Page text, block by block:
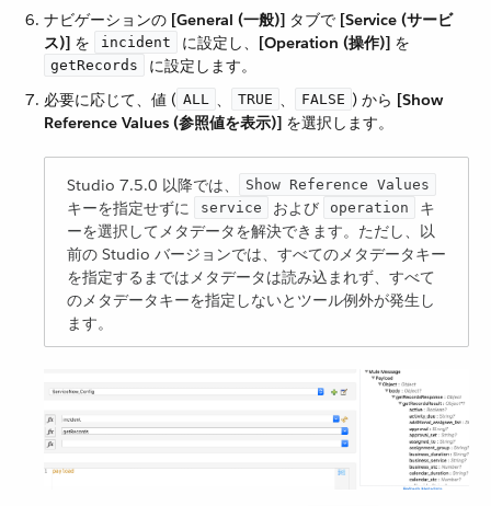
ナビゲーションの ​ [General (一般)] ​ タブで ​ [Service (サービ
ス)] ​ を ​ incident ​ に設定し、​ [Operation (操作)] ​ を ​
getRecords
​ に設定します。
必要に応じて、値 (​ ALL ​、​ TRUE ​、​ FALSE ​) から ​ [Show
Reference Values (参照値を表示)] ​ を選択します。
Studio 7.5.0 以降では、​ Show Reference Values
キーを指定せずに ​
service ​ および ​ operation
​ キ
ーを選択してメタデータを解決できます。ただし、以
前の Studio バージョンでは、すべてのメタデータキー
を指定するまではメタデータは読み込まれず、すべて
のメタデータキーを指定しないとツール例外が発生し
ます。